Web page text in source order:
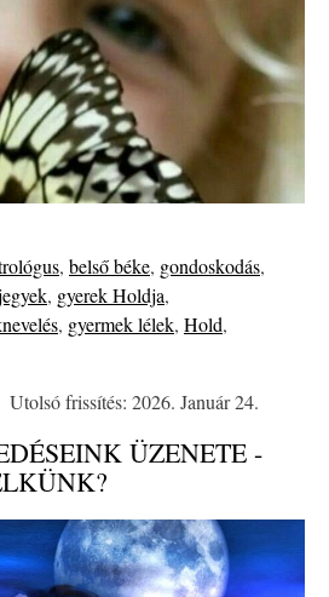
, belső béke, gondoskodás,
, gyerek Holdja,
, gyermek lélek, Hold,
Utolsó frissítés: 2026. Január 24.
ÜZENETE -